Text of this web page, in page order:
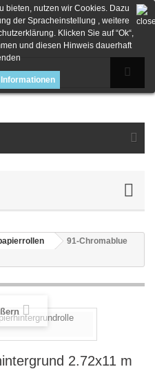
bieten, nutzen wir Cookies. Dazu
der Spracheinstellung , weitere
Klicken Sie auf “Ok“,
und diesen Hinweis dauerhaft
91-Chromablue
2.72x11 m